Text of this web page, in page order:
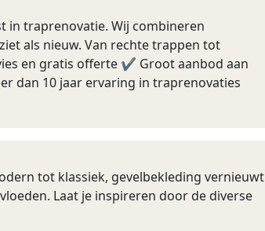
in traprenovatie. Wij combineren
als nieuw. Van rechte trappen tot
en gratis offerte ✔ Groot aanbod aan
dan 10 jaar ervaring in traprenovaties
tot klassiek, gevelbekleding vernieuwt
Laat je inspireren door de diverse